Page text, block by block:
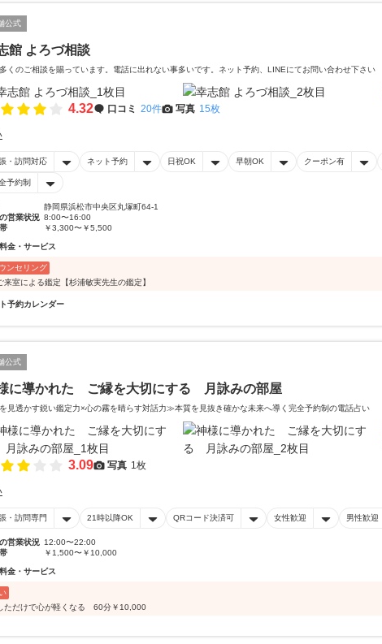
公式
館 よろづ相談
くのご相談を賜っています。電話に出れない事多いです。ネット予約、LINEにてお問い合わせ下さい
4.32 口コミ 20件 写真 15枚
・訪問対応 ネット予約 日祝OK 早朝OK クーポン有
予約制
静岡県浜松市中央区丸塚町64-1
営業状況 8:00〜16:00
￥3,300〜￥5,500
金・サービス
ンセリング
室による鑑定【杉浦敏実先生の鑑定】
予約カレンダー
公式
に導かれた ご縁を大切にする 月詠みの部屋
見透かす鋭い鑑定力×心の霧を晴らす対話力≫本質を見抜き確かな未来へ導く完全予約制の電話占い
3.09 写真 1枚
・訪問専門 21時以降OK QRコード決済可 女性歓迎 男性歓迎
営業状況 12:00〜22:00
￥1,500〜￥10,000
金・サービス
ただけで心が軽くなる 60分￥10,000